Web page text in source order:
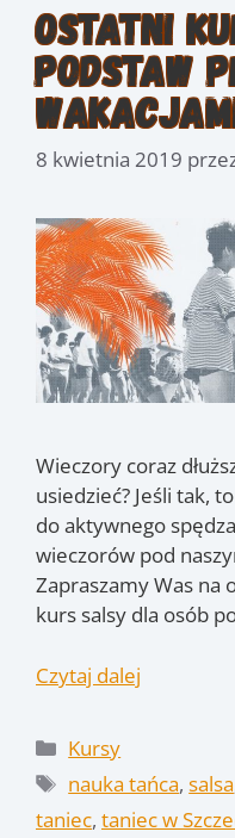
Ostatni
podstaw
8 kwietnia 2019
Wieczory coraz
usiedzieć? Jeśli tak,
do aktywnego
wieczorów pod
Zapraszamy Was na
kurs salsy dla osób
Czytaj dalej
Kategorie
Kursy
Tagi
nauka tańca,salsa
taniec, taniec w